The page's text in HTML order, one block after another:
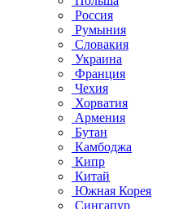
Россия
Румыния
Словакия
Украина
Франция
Чехия
Хорватия
Армения
Бутан
Камбоджа
Кипр
Китай
Южная Корея
Сингапур